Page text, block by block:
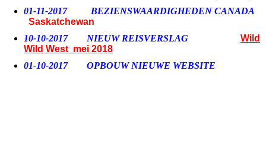
01-11-2017 BEZIENSWAARDIGHEDEN CANADA
Saskatchewan
10-10-2017 NIEUW REISVERSLAG
Wild
Wild West mei 2018
01-10-2017 OPBOUW NIEUWE WEBSITE